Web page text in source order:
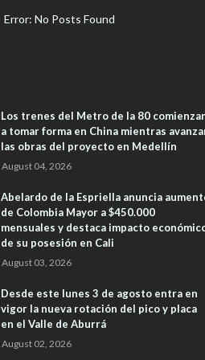
Error: No Posts Found
Los trenes del Metro de la 80
a tomar forma en China mientras
las obras del proyecto en Medellín
August 04, 2026
Abelardo de la Espriella anuncia
de Colombia Mayor a $450.000
mensuales y destaca impacto
de su posesión en Cali
August 03, 2026
Desde este lunes 3 de agosto entra en
vigor la nueva rotación del pico y placa
en el Valle de Aburrá
August 02, 2026